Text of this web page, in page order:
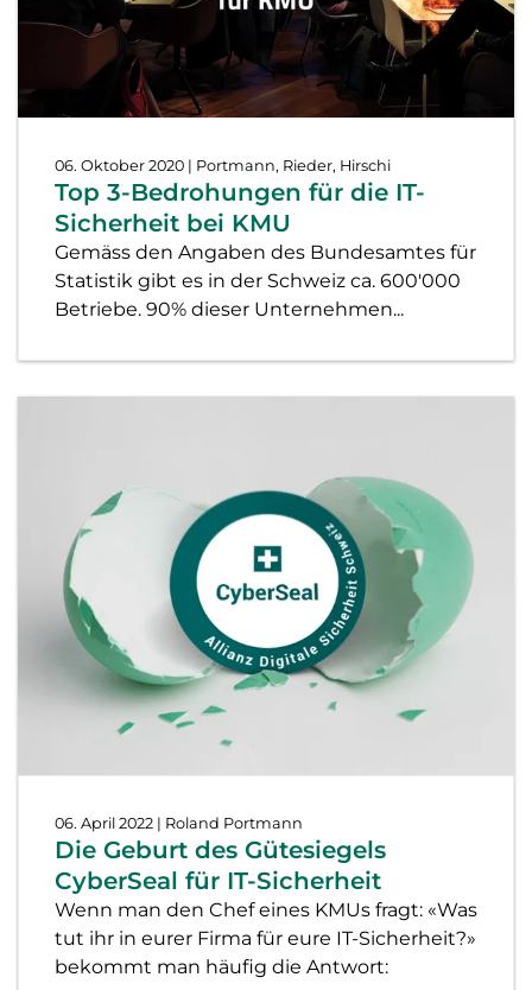
06. Oktober 2020 | Portmann, Rieder, Hirschi
Top 3-Bedrohungen für die IT-
Sicherheit bei KMU
Gemäss den Angaben des Bundesamtes für
Statistik gibt es in der Schweiz ca. 600'000
Betriebe. 90% dieser Unternehmen...
06. April 2022 | Roland Portmann
Die Geburt des Gütesiegels
CyberSeal für IT-Sicherheit
Wenn man den Chef eines KMUs fragt: «Was
tut ihr in eurer Firma für eure IT-Sicherheit?»
bekommt man häufig die Antwort: